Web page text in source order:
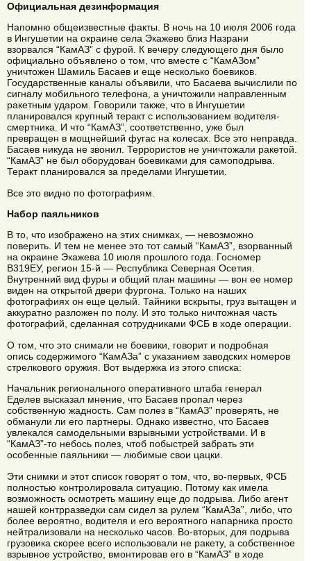
Официальная дезинформация
Напомню общеизвестные факты. В ночь на 10 июля 2006 года
в Ингушетии на окраине села Экажево близ Назрани
взорвался “КамАЗ” с фурой. К вечеру следующего дня было
официально объявлено о том, что вместе с “КамАЗом”
уничтожен Шамиль Басаев и еще несколько боевиков.
Государственные каналы объявили, что Басаева вычислили по
сигналу мобильного телефона, а уничтожили направленным
ракетным ударом. Говорили также, что в Ингушетии
планировался крупный теракт с использованием водителя-
смертника. И что “КамАЗ”, соответственно, уже был
превращен в мощнейший фугас на колесах. Все это неправда.
Басаев никуда не звонил. Террористов не уничтожали ракетой.
“КамАЗ” не был оборудован боевиками для самоподрыва.
Теракт планировался за пределами Ингушетии.
Все это видно по фотографиям.
Набор паяльников
В то, что изображено на этих снимках, — невозможно
поверить. И тем не менее это тот самый “КамАЗ”, взорванный
на окраине Экажева 10 июля прошлого года. Госномер
В319ЕУ, регион 15-й — Республика Северная Осетия.
Внутренний вид фуры и общий план машины — вон ее номер
виден на открытой двери фургона. Только на наших
фотографиях он еще целый. Тайники вскрыты, груз вытащен и
аккуратно разложен по полу. И это только ничтожная часть
фотографий, сделанная сотрудниками ФСБ в ходе операции.
О том, что это снимали не боевики, говорит и подробная
опись содержимого “КамАЗа” с указанием заводских номеров
стрелкового оружия. Вот выдержка из этого списка:
Начальник регионального оперативного штаба генерал
Еделев высказал мнение, что Басаев пропал через
собственную жадность. Сам полез в “КамАЗ” проверять, не
обманули ли его партнеры. Однако известно, что Басаев
увлекался самодельными взрывными устройствами. И в
“КамАЗ”-то небось полез, чтоб побыстрей забрать эти
особенные паяльники — любимые свои цацки.
Эти снимки и этот список говорят о том, что, во-первых, ФСБ
полностью контролировала ситуацию. Потому как имела
возможность осмотреть машину еще до подрыва. Либо агент
нашей контрразведки сам сидел за рулем “КамАЗа”, либо, что
более вероятно, водителя и его вероятного напарника просто
нейтрализовали на несколько часов. Во-вторых, для подрыва
грузовика скорее всего использовали не ракету, а собственное
взрывное устройство, вмонтировав его в “КамАЗ” в ходе